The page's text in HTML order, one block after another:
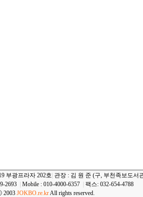
부광프라자 202호 관장 : 김 원 준 (구, 부천족보도서
2693
Mobile : 010-4000-6357
팩스: 032-654-4788
2003 JOKBO.re.krAll rights reserved.